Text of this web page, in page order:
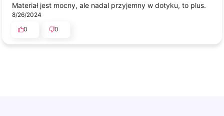
Materiał jest mocny, ale nadal przyjemny w dotyku, to plus.
8/26/2024
0
0